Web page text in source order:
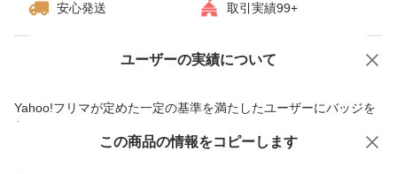
安心発送 取引実績99+
ユーザーの実績について
Yahoo!フリマが定めた一定の基準を満たしたユーザーにバッジを
付与しています
価格の相談 商品への質問
この商品の情報をコピーします
この商品をみている人にオススメ